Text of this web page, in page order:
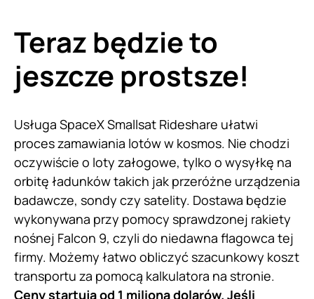
Teraz będzie to
jeszcze prostsze!
Usługa SpaceX Smallsat Rideshare ułatwi
proces zamawiania lotów w kosmos. Nie chodzi
oczywiście o loty załogowe, tylko o wysyłkę na
orbitę ładunków takich jak przeróżne urządzenia
badawcze, sondy czy satelity. Dostawa będzie
wykonywana przy pomocy sprawdzonej rakiety
nośnej Falcon 9, czyli do niedawna flagowca tej
firmy. Możemy łatwo obliczyć szacunkowy koszt
transportu za pomocą kalkulatora na stronie.
Ceny startują od 1 miliona dolarów. Jeśli